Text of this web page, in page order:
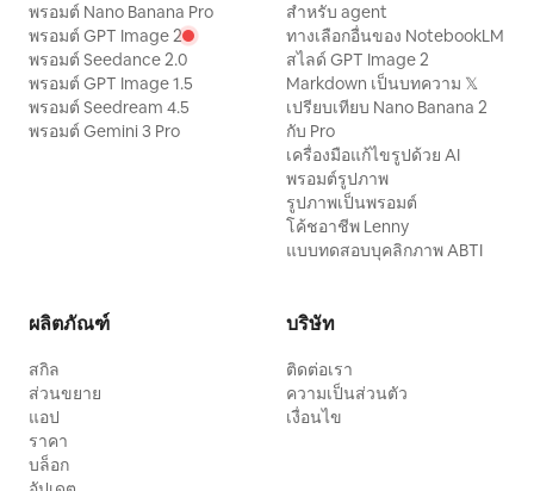
พรอมต์ Nano Banana Pro
พรอมต์ GPT Image 2
พรอมต์ Seedance 2.0
พรอมต์ GPT Image 1.5
พรอมต์ Seedream 4.5
พรอมต์ Gemini 3 Pro
สำหรับ agent
ทางเลือกอื่นของ NotebookLM
สไลด์ GPT Image 2
Markdown เป็นบทความ 𝕏
เปรียบเทียบ Nano Banana 2
กับ Pro
เครื่องมือแก้ไขรูปด้วย AI
พรอมต์รูปภาพ
รูปภาพเป็นพรอมต์
โค้ชอาชีพ Lenny
แบบทดสอบบุคลิกภาพ ABTI
ผลิตภัณฑ์
สกิล
ส่วนขยาย
แอป
ราคา
บล็อก
บริษัท
ติดต่อเรา
ความเป็นส่วนตัว
เงื่อนไข